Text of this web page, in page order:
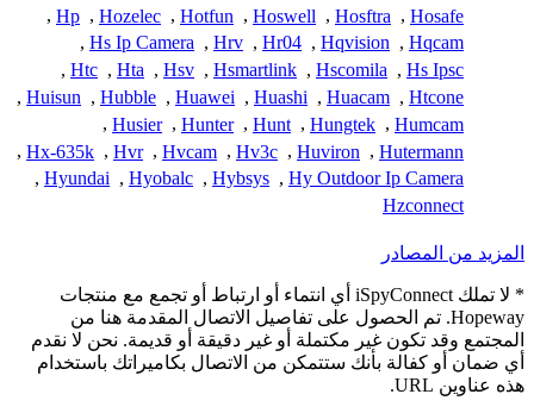
Hosafe
,
Hosftra
,
Hoswell
,
Hotfun
,
Hozelec
,
Hp
,
Hqcam
,
Hqvision
,
Hr04
,
Hrv
,
Hs Ip Camera
,
Hs Ipsc
,
Hscomila
,
Hsmartlink
,
Hsv
,
Hta
,
Htc
,
Htcone
,
Huacam
,
Huashi
,
Huawei
,
Hubble
,
Huisun
,
Humcam
,
Hungtek
,
Hunt
,
Hunter
,
Husier
,
Hutermann
,
Huviron
,
Hv3c
,
Hvcam
,
Hvr
,
Hx-635k
,
Hy Outdoor Ip Camera
,
Hybsys
,
Hyobalc
,
Hyundai
,
Hzconnect
المزيد من المصادر
* لا تملك iSpyConnect أي انتماء أو ارتباط أو تجمع مع منتجات
Hopeway. تم الحصول على تفاصيل الاتصال المقدمة هنا من
المجتمع وقد تكون غير مكتملة أو غير دقيقة أو قديمة. نحن لا نقدم
أي ضمان أو كفالة بأنك ستتمكن من الاتصال بكاميراتك باستخدام
هذه عناوين URL.